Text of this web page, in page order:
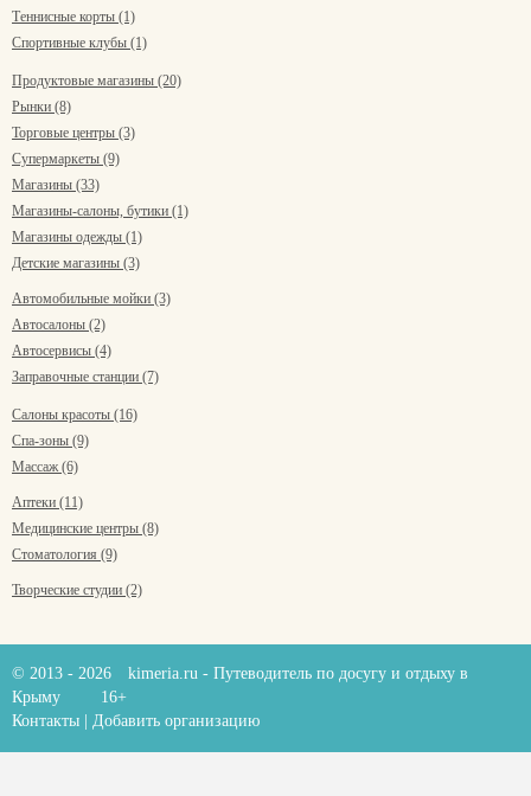
Теннисные корты (1)
Спортивные клубы (1)
Продуктовые магазины (20)
Рынки (8)
Торговые центры (3)
Супермаркеты (9)
Магазины (33)
Магазины-салоны, бутики (1)
Магазины одежды (1)
Детские магазины (3)
Автомобильные мойки (3)
Автосалоны (2)
Автосервисы (4)
Заправочные станции (7)
Салоны красоты (16)
Спа-зоны (9)
Массаж (6)
Аптеки (11)
Медицинские центры (8)
Стоматология (9)
Творческие студии (2)
© 2013 - 2026 kimeria.ru - Путеводитель по досугу и отдыху в
Крыму
16+
Контакты
Добавить организацию